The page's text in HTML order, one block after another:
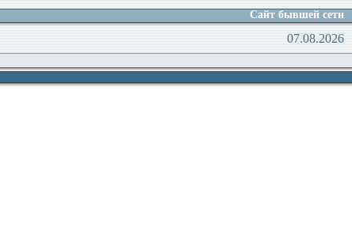
Сайт бывшей сети
07.08.2026